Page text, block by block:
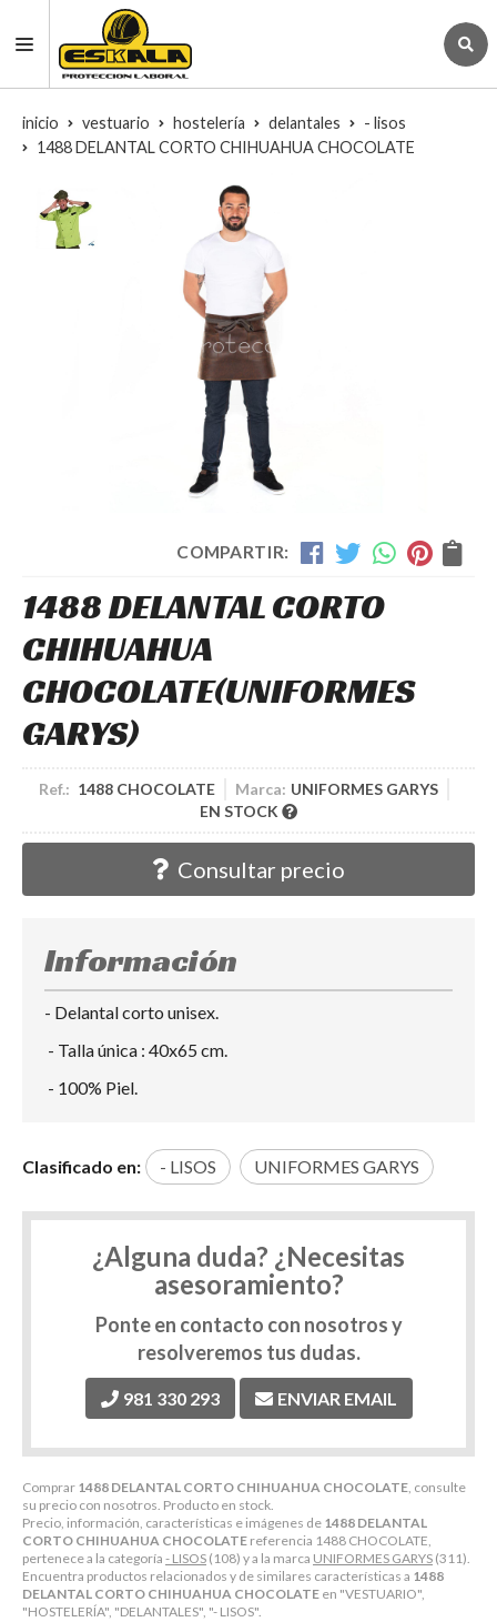
inicio vestuario hostelería delantales
- lisos
1488 DELANTAL CORTO CHIHUAHUA CHOCOLATE
COMPARTIR:
1488 DELANTAL CORTO
CHIHUAHUA
CHOCOLATE(UNIFORMES
GARYS)
Ref.: 1488 CHOCOLATE Marca: UNIFORMES GARYS
EN STOCK
Consultar precio
Comprar 1488 DELANTAL CORTO CHIHUAHUA CHOCOLATE, consulte
su precio con nosotros. Producto en stock.
Precio, información, características e imágenes de 1488 DELANTAL
CORTO CHIHUAHUA CHOCOLATE referencia 1488 CHOCOLATE,
pertenece a la categoría - LISOS (108) y a la marca UNIFORMES GARYS (311).
Encuentra productos relacionados y de similares características a 1488
DELANTAL CORTO CHIHUAHUA CHOCOLATE en "VESTUARIO",
"HOSTELERÍA", "DELANTALES", "- LISOS".
Información
- Delantal corto unisex.
- Talla única : 40x65 cm.
- 100% Piel.
Clasificado en: - LISOS UNIFORMES GARYS
¿Alguna duda? ¿Necesitas
asesoramiento?
Ponte en contacto con nosotros y
resolveremos tus dudas.
981 330 293 ENVIAR EMAIL